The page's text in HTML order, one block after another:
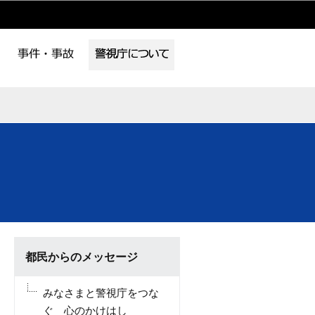
都民からのメッセージ
みなさまと警視庁をつな
ぐ 心のかけはし